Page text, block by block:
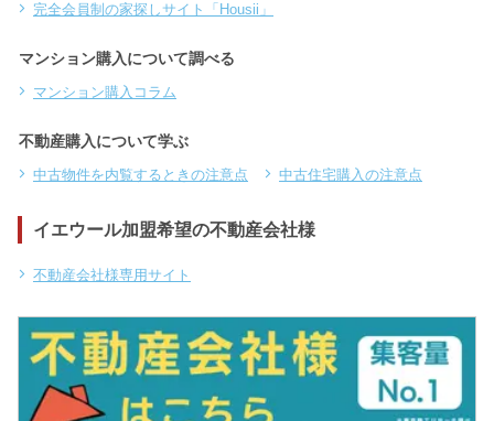
完全会員制の家探しサイト「Housii」
マンション購入について調べる
マンション購入コラム
不動産購入について学ぶ
中古物件を内覧するときの注意点 中古住宅購入の注意点
イエウール加盟希望の不動産会社様
不動産会社様専用サイト